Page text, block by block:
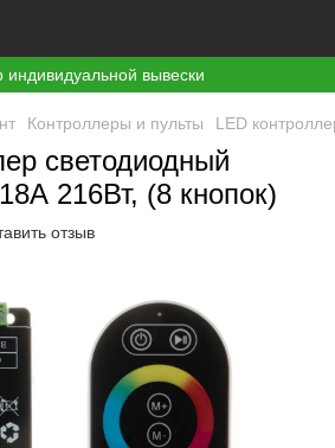
индивидуальной вывески
Контроллеры и пульты LED
светодиодный
216Вт, (8 кнопок)
отзыв